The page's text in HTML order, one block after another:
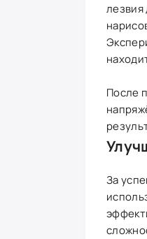
лезвия
После
За